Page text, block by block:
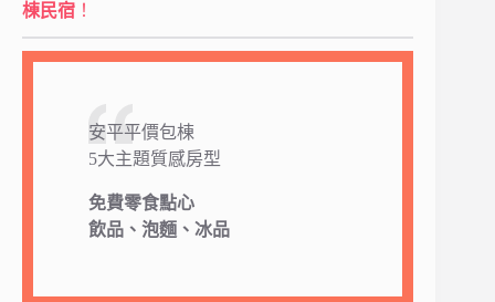
棟民宿 ！
安平平價包棟
5大主題質感房型
免費零食點心
飲品、泡麵、冰品